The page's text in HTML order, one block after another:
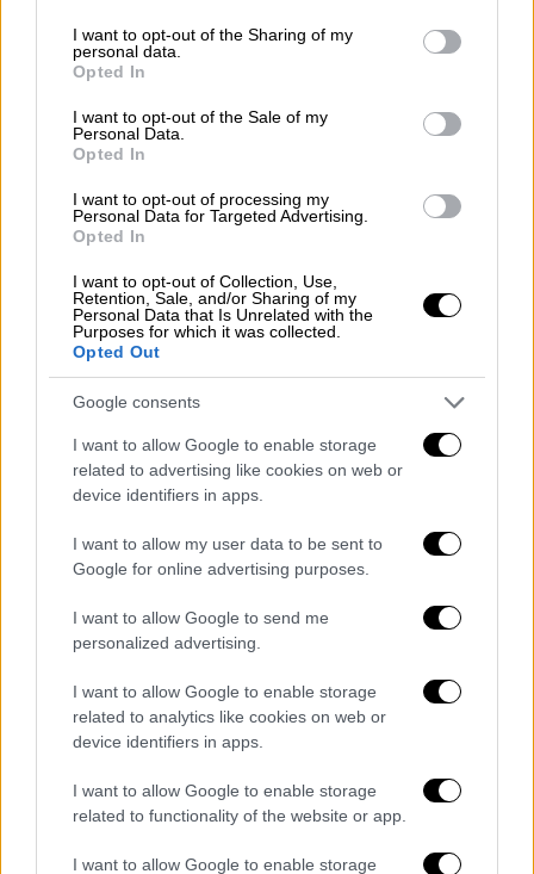
not limited to your visit or usage behaviour. You may click to
grant or deny consent to Google and its third-party tags to
use your data for below specified purposes in below Google
consent section.
I want to opt-out of the Sharing of my
personal data.
Opted In
I want to opt-out of the Sale of my
Personal Data.
Opted In
I want to opt-out of processing my
Personal Data for Targeted Advertising.
Opted In
I want to opt-out of Collection, Use,
Retention, Sale, and/or Sharing of my
Personal Data that Is Unrelated with the
Purposes for which it was collected.
Opted Out
Google consents
I want to allow Google to enable storage
related to advertising like cookies on web or
device identifiers in apps.
I want to allow my user data to be sent to
Google for online advertising purposes.
I want to allow Google to send me
personalized advertising.
I want to allow Google to enable storage
related to analytics like cookies on web or
device identifiers in apps.
I want to allow Google to enable storage
related to functionality of the website or app.
I want to allow Google to enable storage
Lifestyle|20.09.2022 19:55
Ντόρα Δούμα: «Για μένα δεν έχει φύγει,
είναι δίπλα μου» - Η πρώτη ανάρτησή
της, μετά τον θάνατο της Μάρθας
Μία άκρως συγκινητική ανάρτηση στο
η Ντόρα Δούμα, λίγες μέρες μετά τον
θάνατο της Μάρθας Καραγιάννη